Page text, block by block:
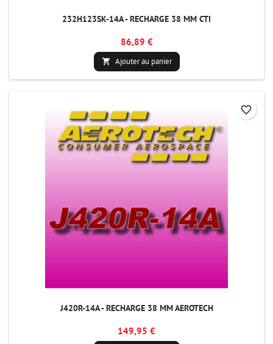
232H123SK-14A - RECHARGE 38 MM CTI
86,89 €
 Ajouter au panier
J420R-14A - RECHARGE 38 MM AEROTECH
149,95 €
favorite_border